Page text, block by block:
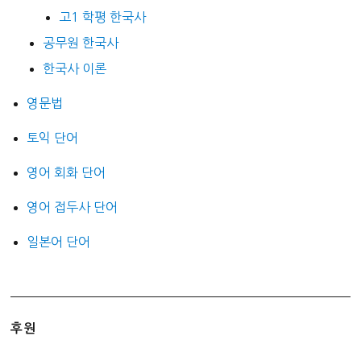
고1 학평 한국사
공무원 한국사
한국사 이론
영문법
토익 단어
영어 회화 단어
영어 접두사 단어
일본어 단어
후원